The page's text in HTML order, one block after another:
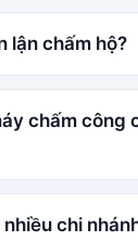
lận chấm hộ?
chấm công
chi